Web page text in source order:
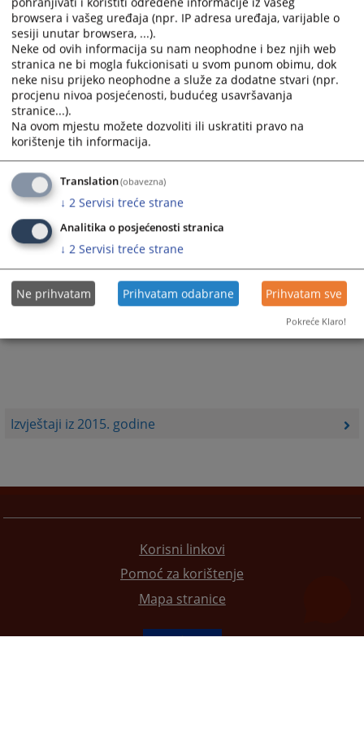
Izvještaji iz 2015. godine
calendar
and
select
a
date.
Press
the
question
mark
key
to
the
keyboard
shortcuts
for
changing
calendar
and
select
a
date.
Press
the
question
mark
key
to
get
the
keyboard
shortcuts
for
changing
Trenutno nema vijesti
Korisni linkovi
Pomoć za korištenje
Mapa stranice
browsera i vašeg uređaja (npr. IP adresa uređaja, varijable o
sesiji unutar browsera, ...).
Neke od ovih informacija su nam neophodne i bez njih web
stranica ne bi mogla fukcionisati u svom punom obimu, dok
neke nisu prijeko neophodne a služe za dodatne stvari (npr.
procjenu nivoa posjećenosti, budućeg usavršavanja
stranice...).
Na ovom mjestu možete dozvoliti ili uskratiti pravo na
korištenje tih informacija.
Translation(obavezna)
↓ 2 Servisi treće strane
Analitika o posjećenosti stranica
↓ 2 Servisi treće strane
Ne prihvatam Prihvatam odabrane Prihvatam sve
Pokreće Klaro!